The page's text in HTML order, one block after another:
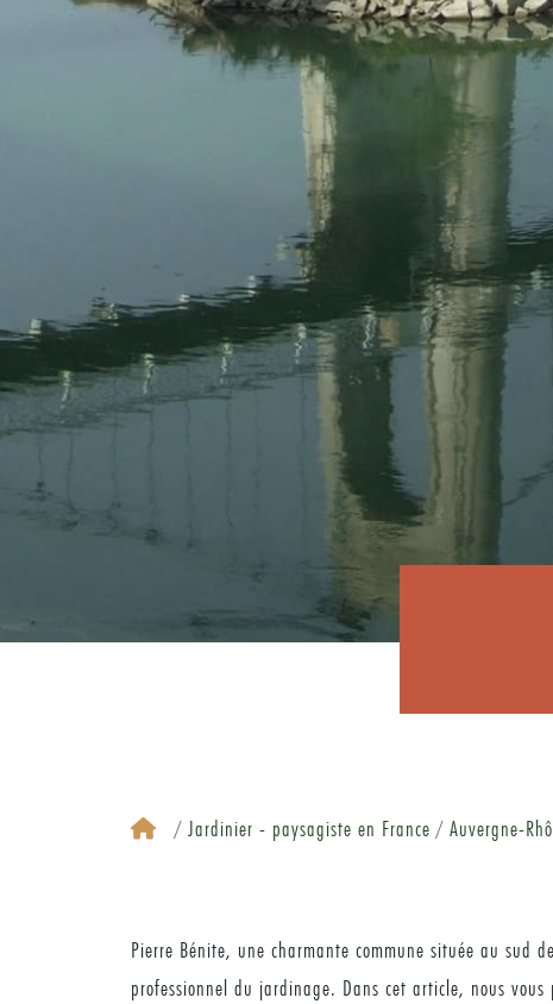
Jardinier - paysagiste en France Auvergne-
Pierre Bénite, une charmante commune située au sud
professionnel du jardinage. Dans cet article, nous